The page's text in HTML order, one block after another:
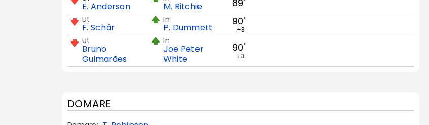
E. Anderson M. Ritchie 89'
Ut
F. Schär
In
P. Dummett
90'
+3
Ut
Bruno
Guimarães
In
Joe Peter
White
90'
+3
DOMARE